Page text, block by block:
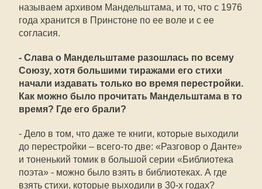
называем архивом Мандельштама, и то, что с 1976
года хранится в Принстоне по ее воле и с ее
согласия.
- Слава о Мандельштаме разошлась по всему
Союзу, хотя большими тиражами его стихи
начали издавать только во время перестройки.
Как можно было прочитать Мандельштама в то
время? Где его брали?
- Дело в том, что даже те книги, которые выходили
до перестройки – всего-то две: «Разговор о Данте»
и тоненький томик в большой серии «Библиотека
поэта» - можно было взять в библиотеках. А где
взять стихи, которые выходили в 30-х годах?